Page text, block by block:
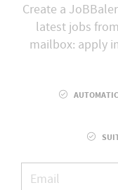
Create a
latest jobs
mailbox: apply